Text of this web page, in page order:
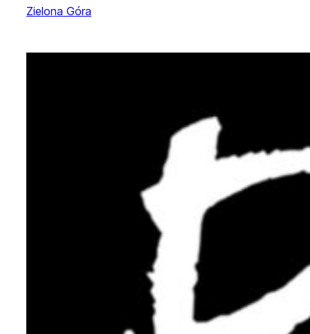
Zielona Góra